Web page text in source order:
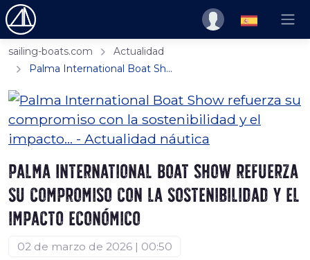
sailing-boats.com
Actualidad
Palma International Boat Sh...
Palma International Boat Show refuerza
su compromiso con la sostenibilidad y el
impacto económico
02 de marzo de 2026 | 00:50